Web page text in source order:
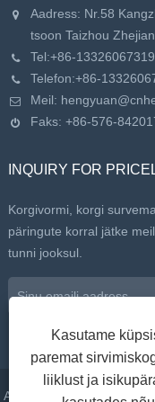
Aadress: Nr.58
tsoon Taizhou
Tel:+86-13326067319
Telefon:+86-
Meil:
Faks: +86-576-
INQUIRY FOR
Korgivormi, korgi
päringute korral jätke
tunni jooksul.
Autoriõigus © 2022
Kasutame
paremat
liiklust ja